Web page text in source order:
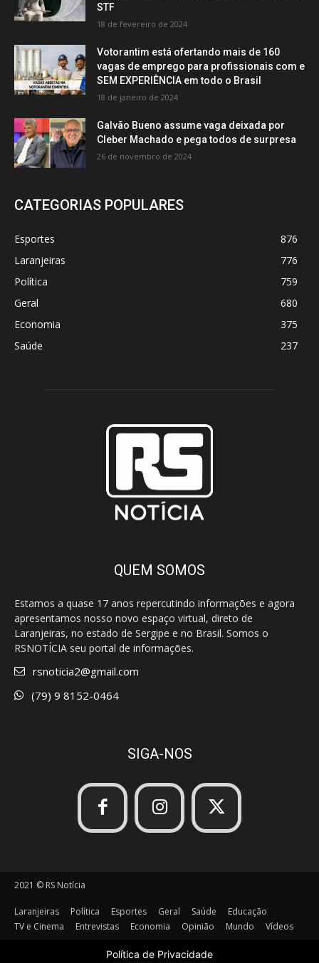
STF
18 de fevereiro de 2024
Votorantim está ofertando mais de 160
vagas de emprego para profissionais com e
SEM EXPERIÊNCIA em todo o Brasil
18 de janeiro de 2024
Galvão Bueno assume vaga deixada por
Cleber Machado e pega todos de surpresa
26 de novembro de 2024
CATEGORIAS POPULARES
Esportes
876
Laranjeiras
776
Política
759
Geral
680
Economia
375
Saúde
237
QUEM SOMOS
Estamos a quase 17 anos repercutindo informações e agora
apresentamos nosso novo espaço virtual, direto de
Laranjeiras, no estado de Sergipe e no Brasil. Somos o
RSNOTÍCIA seu portal de informações.
rsnoticia2@gmail.com
(79) 9 8152-0464
SIGA-NOS
2021 © RS Notícia
Laranjeiras Política Esportes Geral Saúde
Educação
TV e Cinema
Entrevistas Economia Opinião Mundo Vídeos
Política de Privacidade